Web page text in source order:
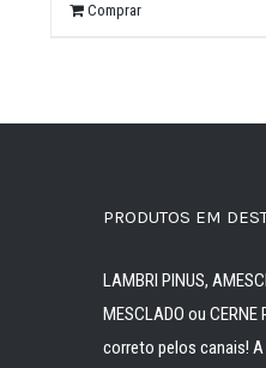
Comprar
PRODUTOS EM
LAMBRI PINUS,
MESCLADO ou
correto pelos canais! A